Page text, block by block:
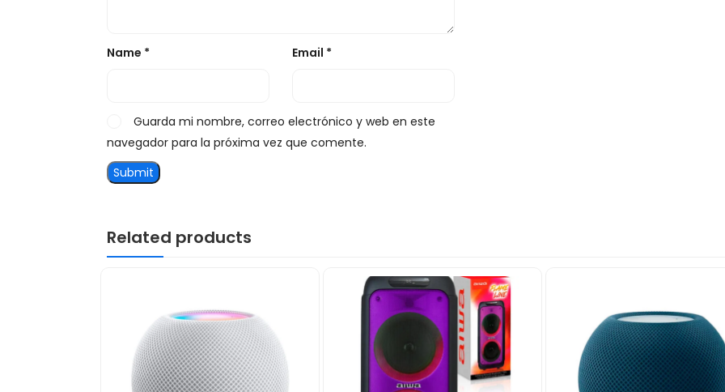
Name * Email *
Guarda mi nombre, correo electrónico y web en este
navegador para la próxima vez que comente.
Related products